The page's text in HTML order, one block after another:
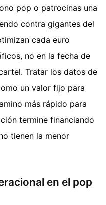
pop o patrocinas una
contra gigantes del
cada euro
no en la fecha de
Tratar los datos de
un valor fijo para
más rápido para
termine financiando
tienen la menor
en el pop